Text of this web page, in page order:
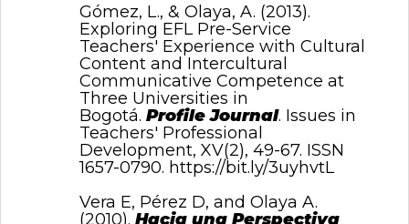
Gómez, L., & Olaya, A. (2013).
Exploring EFL Pre-Service
Teachers' Experience with Cultural
Content and Intercultural
Communicative Competence at
Three Universities in
Bogotá. Profile Journal. Issues in
Teachers' Professional
Development, XV(2), 49-67. ISSN
1657-0790. https://bit.ly/3uyhvtL
Vera E, Pérez D, and Olaya A.
(2010). Hacia una Perspectiva